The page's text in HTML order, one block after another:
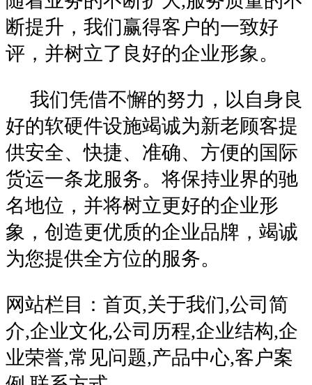
断提升，我们赢得客户的一致好
评，并树立了良好的企业形象。
我们凭借不懈的努力，以自身良
好的软硬件设施竭诚为新老顾客提
供安全、快捷、准确、方便的国际
货运一条龙服务。将保持业界的驰
名地位，并将树立更好的企业形
象，创造更优质的企业品牌，竭诚
为您提供全方位的服务。
网站栏目：首页,关于我们,公司简
介,企业文化,公司历程,企业结构,企
业荣誉,常见问题,产品中心,客户案